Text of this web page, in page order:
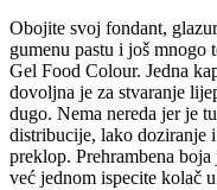
Obojite svoj fondant,
gumenu pastu i još mnogo
Gel Food Colour. Jedna
dovoljna je za stvaranje
dugo. Nema nereda jer je
distribucije, lako doziranje
preklop. Prehrambena boja
već jednom ispecite kolač